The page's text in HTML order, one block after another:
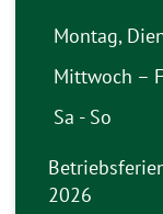
Montag,
Mittwoch –
Sa - So
2026